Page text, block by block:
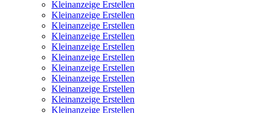
Kleinanzeige Erstellen
Kleinanzeige Erstellen
Kleinanzeige Erstellen
Kleinanzeige Erstellen
Kleinanzeige Erstellen
Kleinanzeige Erstellen
Kleinanzeige Erstellen
Kleinanzeige Erstellen
Kleinanzeige Erstellen
Kleinanzeige Erstellen
Kleinanzeige Erstellen